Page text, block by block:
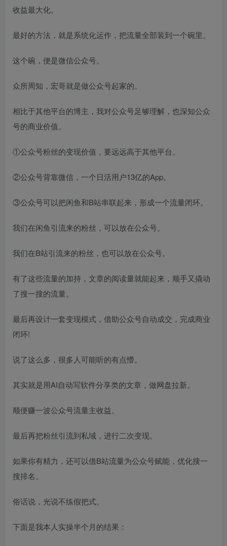
收益最大化。
最好的方法，就是系统化运作，把流量全部装到一个碗里。
这个碗，便是微信公众号。
众所周知，宏哥就是做公众号起家的。
相比于其他平台的博主，我对公众号足够理解，也深知公众
号的商业价值。
①公众号粉丝的变现价值，要远远高于其他平台。
②公众号背靠微信，一个日活用户13亿的App。
③公众号可以把闲鱼和B站串联起来，形成一个流量闭环。
我们在闲鱼引流来的粉丝，可以放在公众号。
我们在B站引流来的粉丝，也可以放在公众号。
有了这些流量的加持，文章的阅读量就能起来，顺手又撬动
了搜一搜的流量。
最后再设计一套变现模式，借助公众号自动成交，完成商业
闭环!
说了这么多，很多人可能听的有点懵。
其实就是用AI自动写软件分享类的文章，做网盘拉新。
顺便赚一波公众号流量主收益。
最后再把粉丝引流到私域，进行二次变现。
如果你有精力，还可以借B站流量为公众号赋能，优化搜一
搜排名。
俗话说，光说不练假把式。
下面是我本人实操半个月的结果：